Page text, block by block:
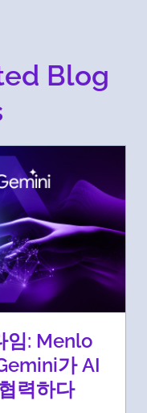
Blog
임: Menlo
가 AI
력하다